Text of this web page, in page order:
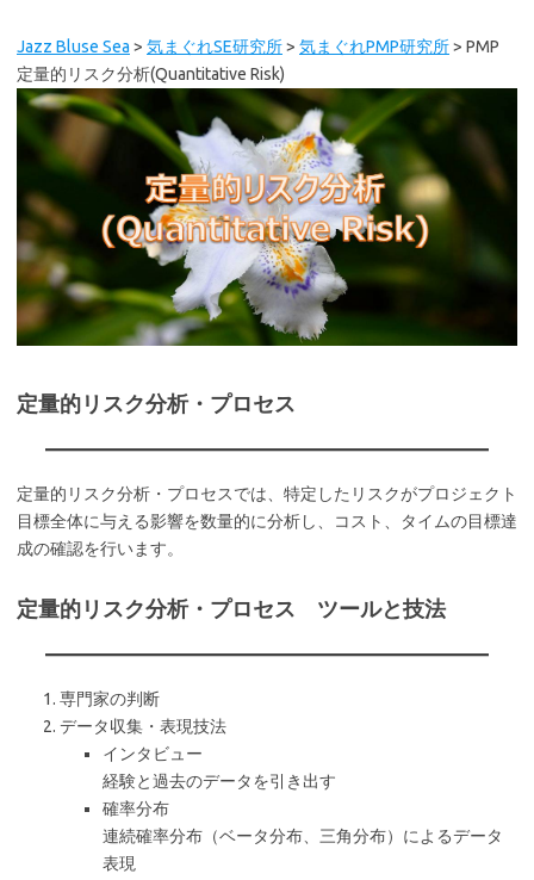
Jazz Bluse Sea > 気まぐれSE研究所> 気まぐれPMP研究所> PMP
定量的リスク分析(Quantitative Risk)
定量的リスク分析・プロセス
定量的リスク分析・プロセスでは、特定したリスクがプロジェクト
目標全体に与える影響を数量的に分析し、コスト、タイムの目標達
成の確認を行います。
定量的リスク分析・プロセス ツールと技法
専門家の判断
データ収集・表現技法
インタビュー
経験と過去のデータを引き出す
確率分布
連続確率分布（ベータ分布、三角分布）によるデータ
表現